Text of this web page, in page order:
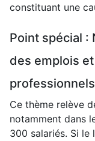
constituant une
Point spécial :
des emplois
professionnels
Ce thème relève
notamment dans
300 salariés. Si le